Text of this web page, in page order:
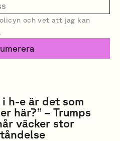
och vet att jag kan
i h-e är det som
här?” – Trumps
väcker stor